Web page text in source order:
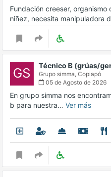
Fundación creeser,
niñez, necesita manipuladora
GS Técnico B (grúas/
Grupo simma, Copiapó
05 de Agosto de 2026
En grupo simma nos
b para nuestra… Ver más